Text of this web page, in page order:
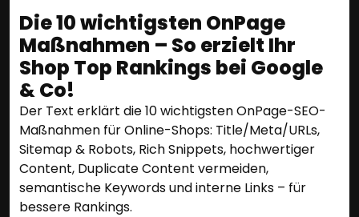
Die 10 wichtigsten OnPage
Maßnahmen – So erzielt Ihr
Shop Top Rankings bei Google
& Co!
Der Text erklärt die 10 wichtigsten OnPage-SEO-
Maßnahmen für Online-Shops: Title/Meta/URLs,
Sitemap & Robots, Rich Snippets, hochwertiger
Content, Duplicate Content vermeiden,
semantische Keywords und interne Links – für
bessere Rankings.